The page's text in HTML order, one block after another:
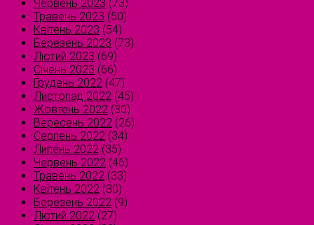
Червень 2023 (73)
Травень 2023 (50)
Квітень 2023 (54)
Березень 2023 (73)
Лютий 2023 (69)
Січень 2023 (66)
Грудень 2022 (47)
Листопад 2022 (45)
Жовтень 2022 (30)
Вересень 2022 (26)
Серпень 2022 (34)
Липень 2022 (35)
Червень 2022 (46)
Травень 2022 (33)
Квітень 2022 (30)
Березень 2022 (9)
Лютий 2022 (27)